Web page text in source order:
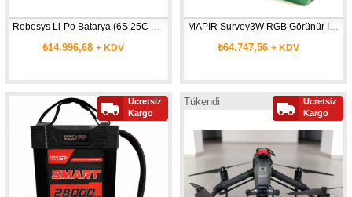
₺14.996,68+ KDV ₺64.747,56+ KDV
Ücretsiz
Kargo
Tükendi
Ücretsiz
Kargo